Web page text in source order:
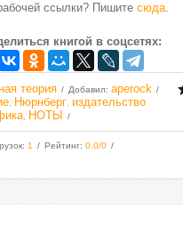
ссылки? Пишите сюда.
книгой в соцсетях:
теория Добавил: aperock
Нюрнберг издательство
НОТЫ
: 1 Рейтинг: 0.0/0